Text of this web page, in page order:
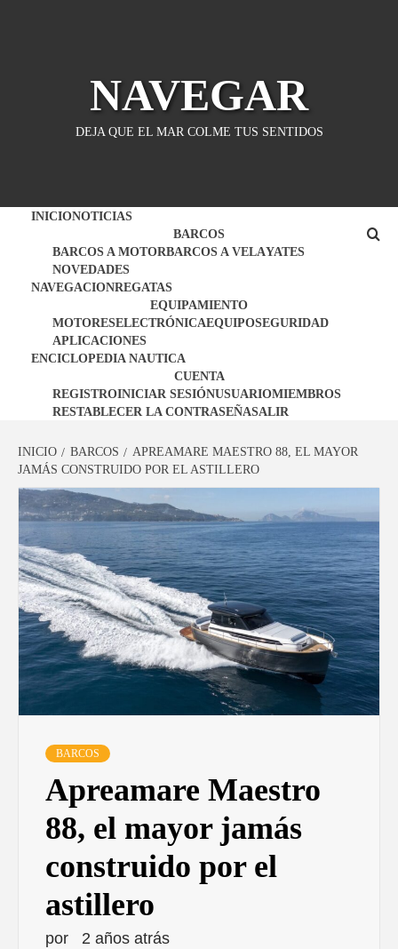
NAVEGAR
DEJA QUE EL MAR COLME TUS SENTIDOS
INICIONOTICIAS
BARCOS
BARCOS A MOTORBARCOS A VELAYATES
NOVEDADES
NAVEGACIONREGATAS
EQUIPAMIENTO
MOTORESELECTRÓNICAEQUIPOSEGURIDAD
APLICACIONES
ENCICLOPEDIA NAUTICA
CUENTA
REGISTROINICIAR SESIÓNUSUARIOMIEMBROS
RESTABLECER LA CONTRASEÑASALIR
INICIO BARCOS
APREAMARE MAESTRO 88, EL MAYOR
JAMÁS CONSTRUIDO POR EL ASTILLERO
BARCOS
Apreamare Maestro
88, el mayor jamás
construido por el
astillero
por 2 años atrás